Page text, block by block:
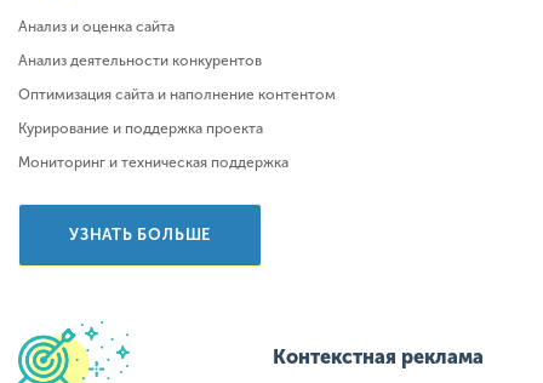
Анализ и оценка сайта
Анализ деятельности конкурентов
Оптимизация сайта и наполнение контентом
Курирование и поддержка проекта
Мониторинг и техническая поддержка
УЗНАТЬ БОЛЬШЕ
Контекстная реклама